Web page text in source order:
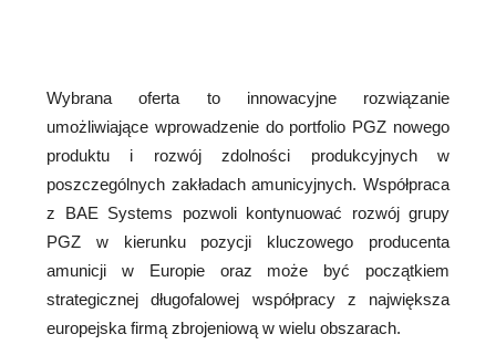
Wybrana oferta to innowacyjne rozwiązanie
umożliwiające wprowadzenie do portfolio PGZ nowego
produktu i rozwój zdolności produkcyjnych w
poszczególnych zakładach amunicyjnych. Współpraca
z BAE Systems pozwoli kontynuować rozwój grupy
PGZ w kierunku pozycji kluczowego producenta
amunicji w Europie oraz może być początkiem
strategicznej długofalowej współpracy z największa
europejska firmą zbrojeniową w wielu obszarach.